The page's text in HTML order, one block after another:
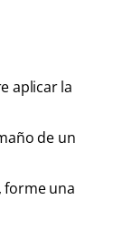
aplicar la
de un
forme una